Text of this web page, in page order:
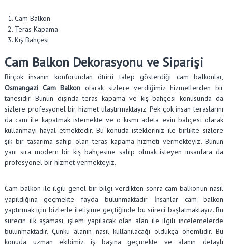
Cam Balkon
Teras Kapama
Kış Bahçesi
Cam Balkon Dekorasyonu ve Siparişi
Birçok insanın konforundan ötürü talep gösterdiği cam balkonlar,
Osmangazi Cam Balkon olarak sizlere verdiğimiz hizmetlerden bir
tanesidir. Bunun dışında teras kapama ve kış bahçesi konusunda da
sizlere profesyonel bir hizmet ulaştırmaktayız. Pek çok insan teraslarını
da cam ile kapatmak istemekte ve o kısmı adeta evin bahçesi olarak
kullanmayı hayal etmektedir. Bu konuda istekleriniz ile birlikte sizlere
şık bir tasarıma sahip olan teras kapama hizmeti vermekteyiz. Bunun
yanı sıra modern bir kış bahçesine sahip olmak isteyen insanlara da
profesyonel bir hizmet vermekteyiz.
Cam balkon ile ilgili genel bir bilgi verdikten sonra cam balkonun nasıl
yapıldığına geçmekte fayda bulunmaktadır. İnsanlar cam balkon
yaptırmak için bizlerle iletişime geçtiğinde bu süreci başlatmaktayız. Bu
sürecin ilk aşaması, işlem yapılacak olan alan ile ilgili incelemelerde
bulunmaktadır. Çünkü alanın nasıl kullanılacağı oldukça önemlidir. Bu
konuda uzman ekibimiz iş başına geçmekte ve alanın detaylı